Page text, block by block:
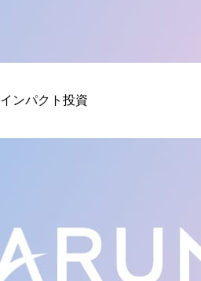
ンパクト投資